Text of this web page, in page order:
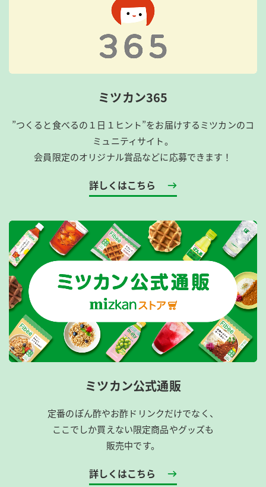
ミツカン365
”つくると食べるの１日１ヒント”をお届けするミツカンのコ
ミュニティサイト。
会員限定のオリジナル賞品などに応募できます！
詳しくはこちら
ミツカン公式通販
定番のぽん酢やお酢ドリンクだけでなく、
ここでしか買えない限定商品やグッズも
販売中です。
詳しくはこちら